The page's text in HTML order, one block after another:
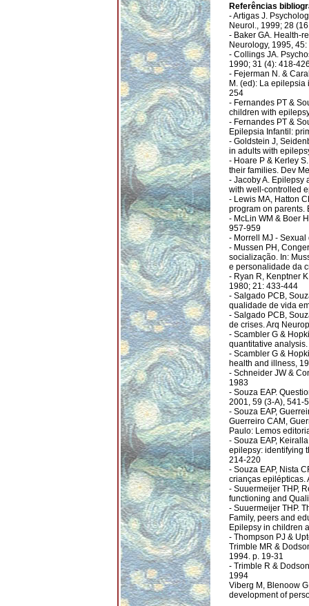
Referências
- Artigas J.
Neurol., 1999; 28
- Baker GA. Health-
Neurology, 1995,
- Collings JA.
1990; 31 (4): 418-
- Fejerman N. &
M. (ed): La
254
- Fernandes PT &
children with
- Fernandes PT &
Epilepsia Infantil:
- Goldstein J,
in adults with
- Hoare P & Kerley
their families. Dev
- Jacoby A. Epilepsy
with well-controlled
- Lewis MA, Hatton
program on parents.
- McLin WM & Boer
957-959
- Morrell MJ -
- Mussen PH,
socialização. In:
e personalidade da
- Ryan R, Kenptner
1980; 21: 433-444
- Salgado PCB,
qualidade de vida
- Salgado PCB,
de crises. Arq
- Scambler G &
quantitative
- Scambler G &
health and illness,
- Schneider JW &
1983
- Souza EAP.
2001, 59 (3-A), 541-
- Souza EAP,
Guerreiro CAM,
Paulo: Lemos
- Souza EAP,
epilepsy: identifying
214-220
- Souza EAP, Nista
crianças epilépticas.
- Suuermeijer THP,
functioning and
- Suuermeijer THP.
Family, peers and
Epilepsy in children
- Thompson PJ &
Trimble MR &
1994. p. 19-31
- Trimble R &
1994
Viberg M, Blenoow
development of